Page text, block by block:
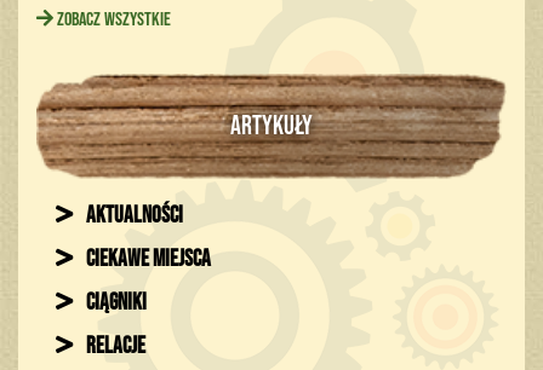
Zobacz wszystkie
ARTYKUŁY
Aktualności
Ciekawe miejsca
Ciągniki
Relacje